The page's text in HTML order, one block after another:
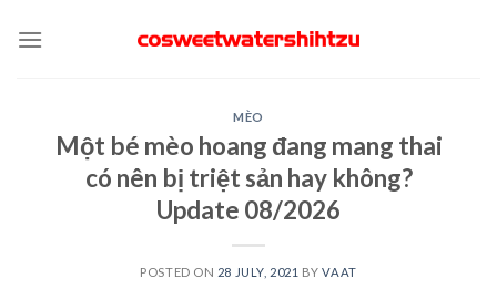
MÈO
Một bé mèo hoang đang mang thai
có nên bị triệt sản hay không?
Update 08/2026
POSTED ON 28 JULY, 2021 BYVAAT